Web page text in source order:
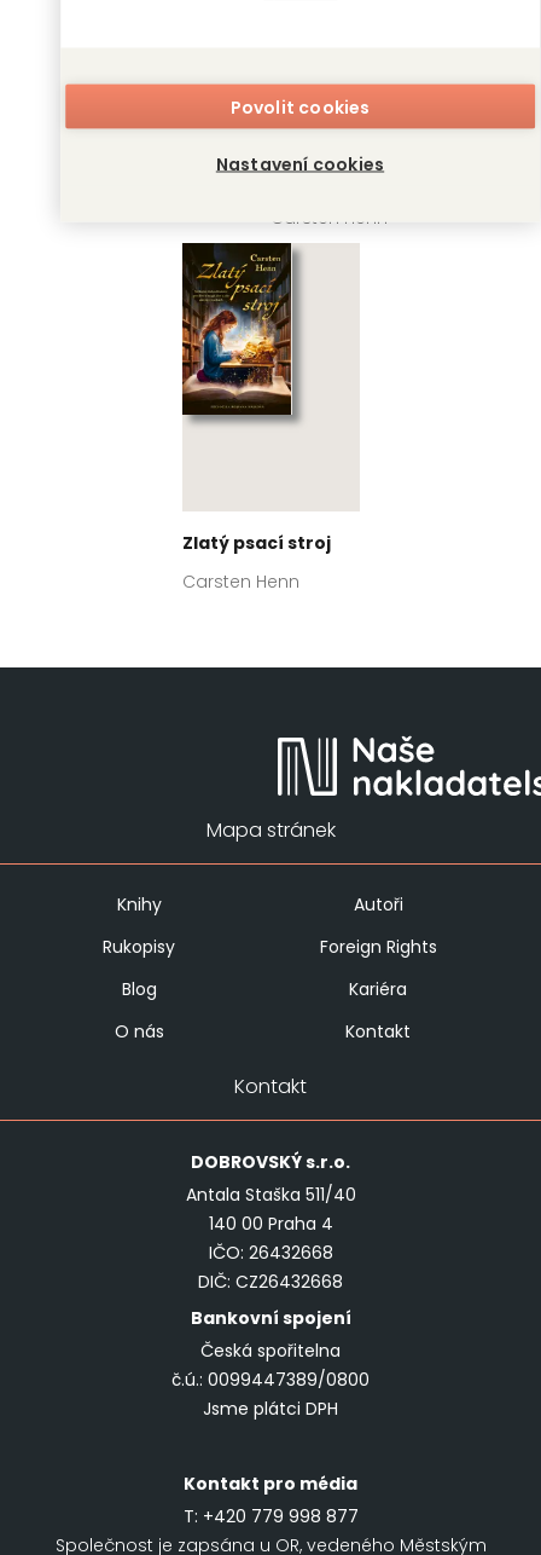
Povolit cookies
Nastavení cookies
Pekař příběhů
Dopisy na
svačinovém
papíru
Carsten Henn
Zlatý psací stroj
Carsten Henn
Mapa stránek
Knihy
Autoři
Rukopisy
Foreign Rights
Blog
Kariéra
O nás
Kontakt
Kontakt
DOBROVSKÝs.r.o.
Antala Staška 511/40
140 00 Praha 4
IČO: 26432668
DIČ: CZ26432668
Bankovní spojení
Česká spořitelna
č.ú.: 0099447389/0800
Jsme plátci DPH
Kontakt pro média
T: +420 779 998 877
Společnost je zapsána u OR, vedeného Městským